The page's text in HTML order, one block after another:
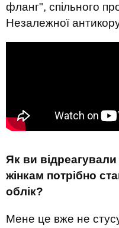
фланг", спільного
Незалежної
Як ви
жінкам потрібно
облік?
Мене це вже не